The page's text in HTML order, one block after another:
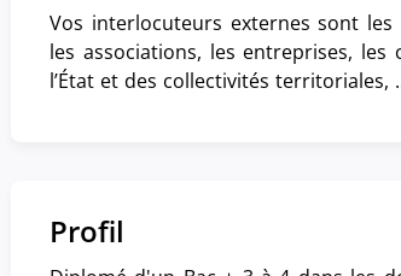
Vos interlocuteurs externes sont
les associations, les entreprises,
l’État et des collectivités territoriales,
Profil